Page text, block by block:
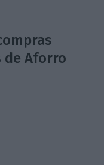
de Aforro